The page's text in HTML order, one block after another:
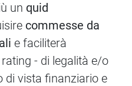
un quid
commesse da
e faciliterà
- di legalità e/o
di vista finanziario e